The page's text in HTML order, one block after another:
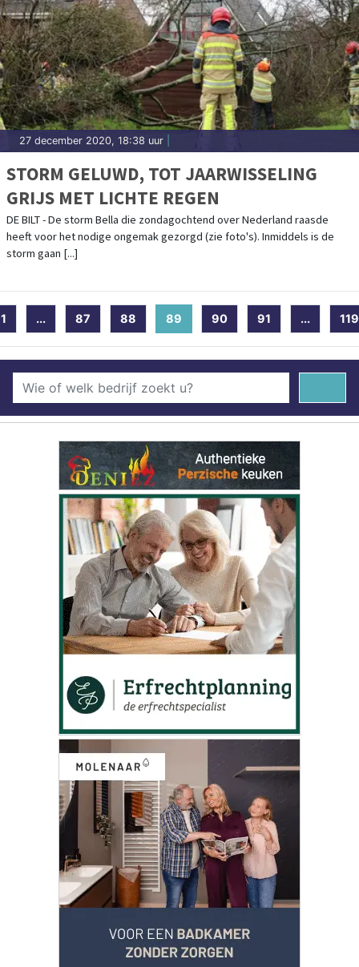
27 december 2020, 18:38 uur
STORM GELUWD, TOT JAARWISSELING
GRIJS MET LICHTE REGEN
DE BILT - De storm Bella die zondagochtend over Nederland raasde
heeft voor het nodige ongemak gezorgd (zie foto's). Inmiddels is de
storm gaan [...]
1 ... 87 88 89 (current)
90 91 ... 119